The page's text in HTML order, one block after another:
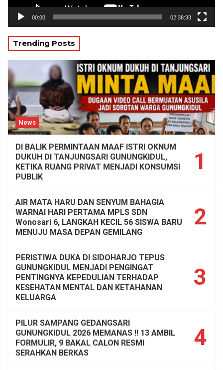
00:00 02:38:33
Trending Posts
News
1
DI BALIK PERMINTAAN MAAF ISTRI OKNUM
DUKUH DI TANJUNGSARI GUNUNGKIDUL,
KETIKA RUANG PRIVAT MENJADI KONSUMSI
PUBLIK
2
AIR MATA HARU DAN SENYUM BAHAGIA
WARNAI HARI PERTAMA MPLS SDN
Wonosari 6, LANGKAH KECIL 56 SISWA BARU
MENUJU MASA DEPAN GEMILANG
3
PERISTIWA DUKA DI SIDOHARJO TEPUS
GUNUNGKIDUL MENJADI PENGINGAT
PENTINGNYA KEPEDULIAN TERHADAP
KESEHATAN MENTAL DAN KETAHANAN
KELUARGA
4
PILUR SAMPANG GEDANGSARI
GUNUNGKIDUL 2026 MEMANAS !! 13 AMBIL
FORMULIR, 9 BAKAL CALON RESMI
SERAHKAN BERKAS